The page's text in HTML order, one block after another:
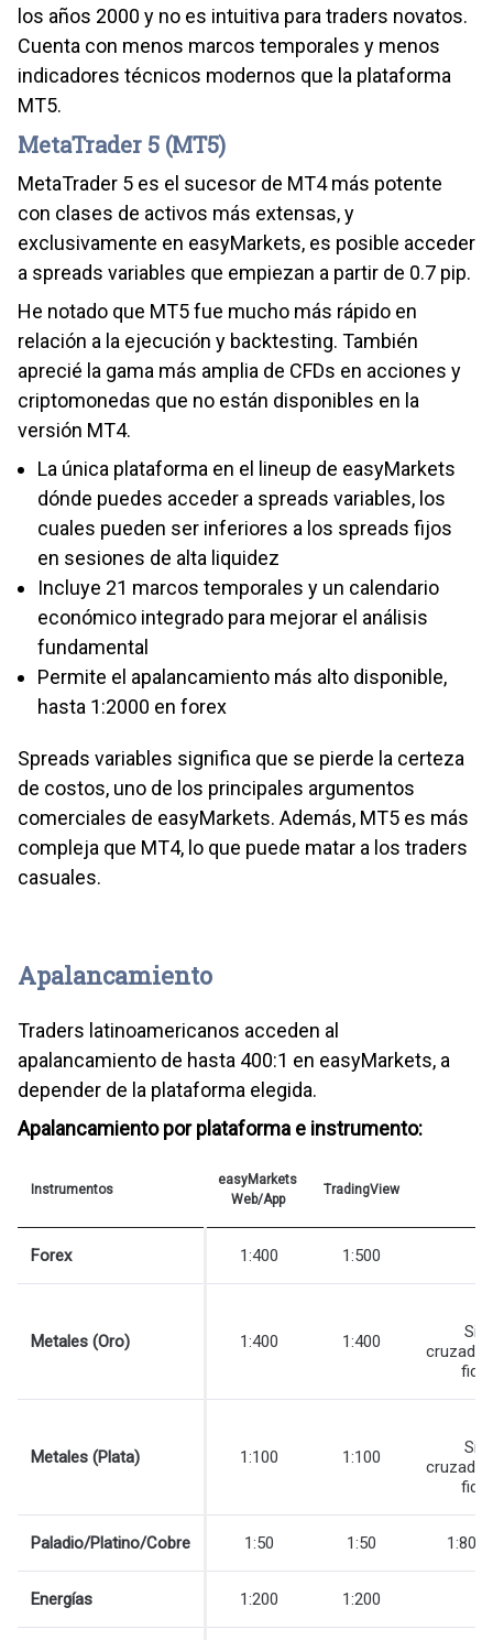
los años 2000 y no es intuitiva para traders novatos.
Cuenta con menos marcos temporales y menos
indicadores técnicos modernos que la plataforma
MT5.
MetaTrader 5 (MT5)
MetaTrader 5 es el sucesor de MT4 más potente
con clases de activos más extensas, y
exclusivamente en easyMarkets, es posible acceder
a spreads variables que empiezan a partir de 0.7 pip.
He notado que MT5 fue mucho más rápido en
relación a la ejecución y backtesting. También
aprecié la gama más amplia de CFDs en acciones y
criptomonedas que no están disponibles en la
versión MT4.
La única plataforma en el lineup de easyMarkets
dónde puedes acceder a spreads variables, los
cuales pueden ser inferiores a los spreads fijos
en sesiones de alta liquidez
Incluye 21 marcos temporales y un calendario
económico integrado para mejorar el análisis
fundamental
Permite el apalancamiento más alto disponible,
hasta 1:2000 en forex
Spreads variables significa que se pierde la certeza
de costos, uno de los principales argumentos
comerciales de easyMarkets. Además, MT5 es más
compleja que MT4, lo que puede matar a los traders
casuales.
Apalancamiento
Traders latinoamericanos acceden al
apalancamiento de hasta 400:1 en easyMarkets, a
depender de la plataforma elegida.
Apalancamiento por plataforma e instrumento:
Instrumentos
easyMarkets
Web/App
TradingView
Forex 1:400 1:500
Metales (Oro) 1:400 1:400
Sin
Metales (Plata) 1:100 1:100
Sin
Paladio/Platino/Cobre 1:50 1:50 1:80/
Energías 1:200 1:200